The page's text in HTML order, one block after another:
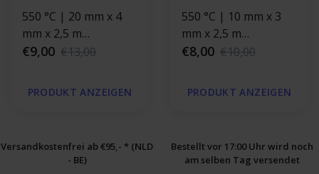
550 °C | 20 mm x 4
mm x 2,5 m
Hitzebeständige
€9,00 €13,00
PRODUKT ANZEIGEN
550 °C | 10 mm x 3
mm x 2,5 m
Hitzebeständige
€8,00 €10,00
PRODUKT ANZEIGEN
Versandkostenfrei ab €95,- * (NLD
- BE)
Bestellt vor 17:00 Uhr wird noch
am selben Tag versendet